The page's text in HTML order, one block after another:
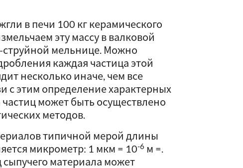
в печи 100 кг керамического
эту массу в валковой
мельнице. Можно
каждая частица этой
несколько иначе, чем все
с этим определение характерных
может быть осуществлено
методов.
типичной мерой длины
микрометр: 1 мкм = 10-6 м =.
материала может